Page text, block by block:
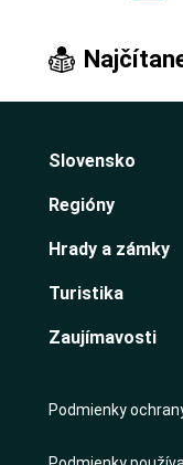
Slovensko
Regióny
Hrady a zámky
Turistika
Zaujímavosti
Podmienky